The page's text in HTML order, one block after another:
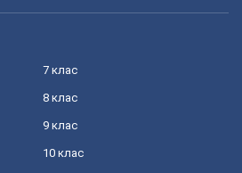
7 клас
8 клас
9 клас
10 клас